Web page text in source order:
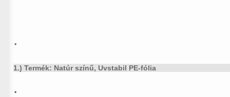
.
1.) Termék: Natúr színű, Uvstabil PE-fólia
.